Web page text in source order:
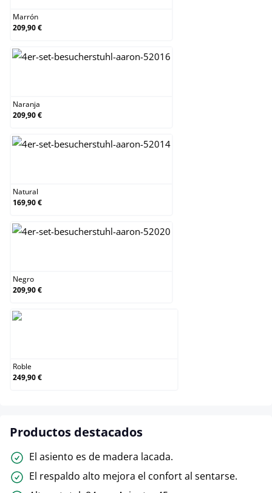
Marrón
209,90 €
Naranja
209,90 €
Natural
169,90 €
Negro
209,90 €
Roble
249,90 €
Productos destacados
El asiento es de madera lacada.
El respaldo alto mejora el confort al sentarse.